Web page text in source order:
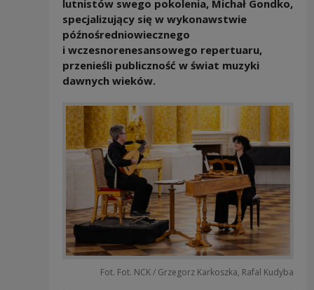
lutnistów swego pokolenia, Michał Gondko,
specjalizujący się w wykonawstwie
późnośredniowiecznego
i wczesnorenesansowego repertuaru,
przenieśli publiczność w świat muzyki
dawnych wieków.
Fot. Fot. NCK / Grzegorz Karkoszka, Rafal Kudyba